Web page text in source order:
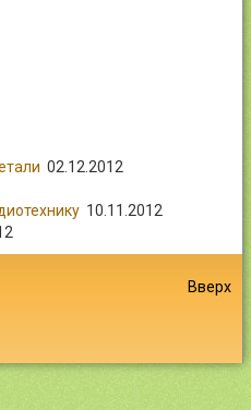
02.12.2012
10.11.2012
Вверх